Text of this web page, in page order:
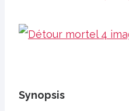
Synopsis